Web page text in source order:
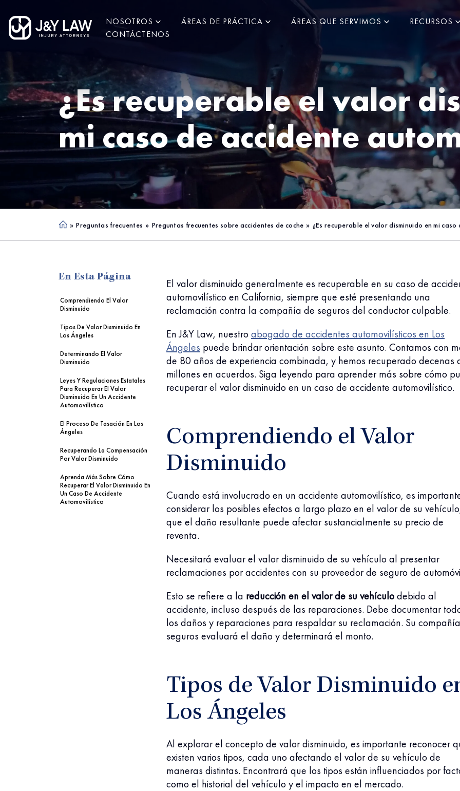
NOSOTROS ÁREAS DE PRÁCTICA ÁREAS QUE SERVIMOS
RECURSOS
CONTÁCTENOS
¿Es recuperable el valor
mi caso de accidente
Ho » Preguntas frecuentes » Preguntas frecuentes sobre accidentes de coche » ¿Es recuperable el valor disminuido en mi
En Esta Página
Comprendiendo El Valor
Disminuido
Tipos De Valor Disminuido En
Los Ángeles
Determinando El Valor
Disminuido
Leyes Y Regulaciones Estatales
Para Recuperar El Valor
Disminuido En Un Accidente
Automovilístico
El Proceso De Tasación En Los
Ángeles
Recuperando La Compensación
Por Valor Disminuido
Aprenda Más Sobre Cómo
Recuperar El Valor Disminuido En
Un Caso De Accidente
Automovilístico
El valor disminuido generalmente es recuperable en su caso de
automovilístico en California, siempre que esté presentando una
reclamación contra la compañía de seguros del conductor culpable.
En J&Y Law, nuestroabogado de accidentes automovilísticos en Los
Ángeles puede brindar orientación sobre este asunto. Contamos con
de 80 años de experiencia combinada, y hemos recuperado decenas
millones en acuerdos. Siga leyendo para aprender más sobre cómo
recuperar el valor disminuido en un caso de accidente automovilístico.
Comprendiendo el Valor
Disminuido
Cuando está involucrado en un accidente automovilístico, es
considerar los posibles efectos a largo plazo en el valor de su
que el daño resultante puede afectar sustancialmente su precio de
reventa.
Necesitará evaluar el valor disminuido de su vehículo al presentar
reclamaciones por accidentes con su proveedor de seguro de
Esto se refiere a la reducción en el valorde su vehículodebido al
accidente, incluso después de las reparaciones. Debe documentar
los daños y reparaciones para respaldar su reclamación. Su
seguros evaluará el daño y determinará el monto.
Tipos de Valor Disminuido
Los Ángeles
Al explorar el concepto de valor disminuido, es importante reconocer
existen varios tipos, cada uno afectando el valor de su vehículo de
maneras distintas. Encontrará que los tipos están influenciados por
como el historial del vehículo y el impacto en el mercado.